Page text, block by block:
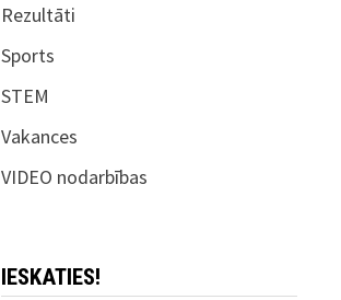
Rezultāti
Sports
STEM
Vakances
VIDEO nodarbības
IESKATIES!